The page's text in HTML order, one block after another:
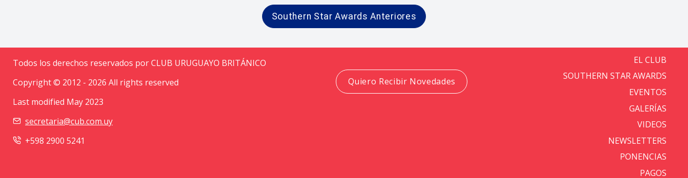
Southern Star Awards Anteriores
Todos los derechos reservados por CLUB URUGUAYO BRITÁNICO
Copyright © 2012 - 2026 All rights reserved
Last modified May 2023
secretaria@cub.com.uy
+598 2900 5241
Quiero Recibir Novedades
EL CLUB
SOUTHERN STAR AWARDS
EVENTOS
GALERÍAS
VIDEOS
NEWSLETTERS
PONENCIAS
PAGOS